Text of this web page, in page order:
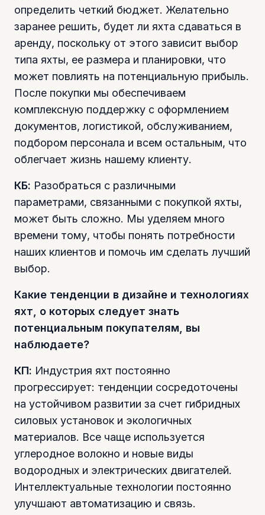
определить четкий бюджет. Желательно
заранее решить, будет ли яхта сдаваться в
аренду, поскольку от этого зависит выбор
типа яхты, ее размера и планировки, что
может повлиять на потенциальную прибыль.
После покупки мы обеспечиваем
комплексную поддержку с оформлением
документов, логистикой, обслуживанием,
подбором персонала и всем остальным, что
облегчает жизнь нашему клиенту.
КБ: Разобраться с различными
параметрами, связанными с покупкой яхты,
может быть сложно. Мы уделяем много
времени тому, чтобы понять потребности
наших клиентов и помочь им сделать лучший
выбор.
Какие тенденции в дизайне и технологиях
яхт, о которых следует знать
потенциальным покупателям, вы
наблюдаете?
КП: Индустрия яхт постоянно
прогрессирует: тенденции сосредоточены
на устойчивом развитии за счет гибридных
силовых установок и экологичных
материалов. Все чаще используется
углеродное волокно и новые виды
водородных и электрических двигателей.
Интеллектуальные технологии постоянно
улучшают автоматизацию и связь.